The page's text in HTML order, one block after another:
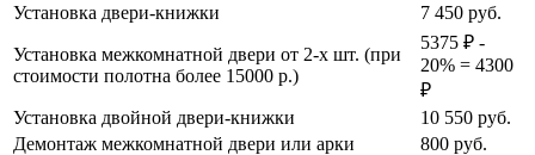
Установка двери-книжки
7 450 руб.
Установка межкомнатной двери от 2-х шт. (при
стоимости полотна более 15000 р.)
5375 ₽ -
20% = 4300
₽
Установка двойной двери-книжки
10 550 руб.
Демонтаж межкомнатной двери или арки
800 руб.